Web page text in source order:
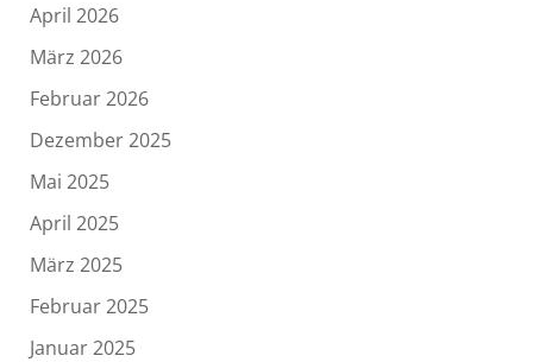
April 2026
März 2026
Februar 2026
Dezember 2025
Mai 2025
April 2025
März 2025
Februar 2025
Januar 2025